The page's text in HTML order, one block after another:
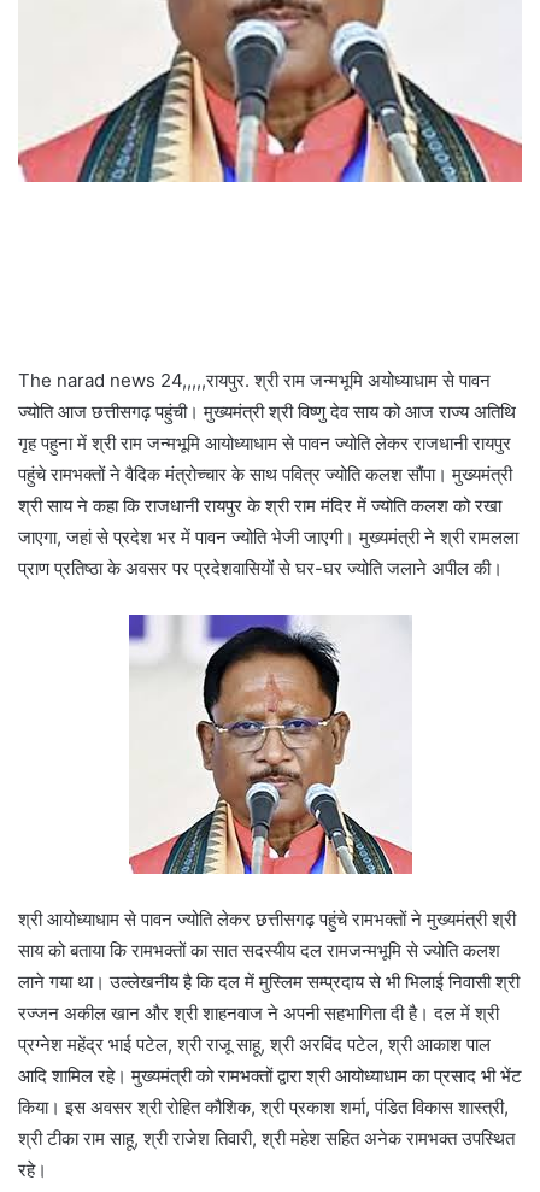
The narad news 24,,,,,रायपुर. श्री राम जन्मभूमि अयोध्याधाम से पावन
ज्योति आज छत्तीसगढ़ पहुंची। मुख्यमंत्री श्री विष्णु देव साय को आज राज्य अतिथि
गृह पहुना में श्री राम जन्मभूमि आयोध्याधाम से पावन ज्योति लेकर राजधानी रायपुर
पहुंचे रामभक्तों ने वैदिक मंत्रोच्चार के साथ पवित्र ज्योति कलश सौंपा। मुख्यमंत्री
श्री साय ने कहा कि राजधानी रायपुर के श्री राम मंदिर में ज्योति कलश को रखा
जाएगा, जहां से प्रदेश भर में पावन ज्योति भेजी जाएगी। मुख्यमंत्री ने श्री रामलला
प्राण प्रतिष्ठा के अवसर पर प्रदेशवासियों से घर-घर ज्योति जलाने अपील की।
श्री आयोध्याधाम से पावन ज्योति लेकर छत्तीसगढ़ पहुंचे रामभक्तों ने मुख्यमंत्री श्री
साय को बताया कि रामभक्तों का सात सदस्यीय दल रामजन्मभूमि से ज्योति कलश
लाने गया था। उल्लेखनीय है कि दल में मुस्लिम सम्प्रदाय से भी भिलाई निवासी श्री
रज्जन अकील खान और श्री शाहनवाज ने अपनी सहभागिता दी है। दल में श्री
प्रग्नेश महेंद्र भाई पटेल, श्री राजू साहू, श्री अरविंद पटेल, श्री आकाश पाल
आदि शामिल रहे। मुख्यमंत्री को रामभक्तों द्वारा श्री आयोध्याधाम का प्रसाद भी भेंट
किया। इस अवसर श्री रोहित कौशिक, श्री प्रकाश शर्मा, पंडित विकास शास्त्री,
श्री टीका राम साहू, श्री राजेश तिवारी, श्री महेश सहित अनेक रामभक्त उपस्थित
रहे।